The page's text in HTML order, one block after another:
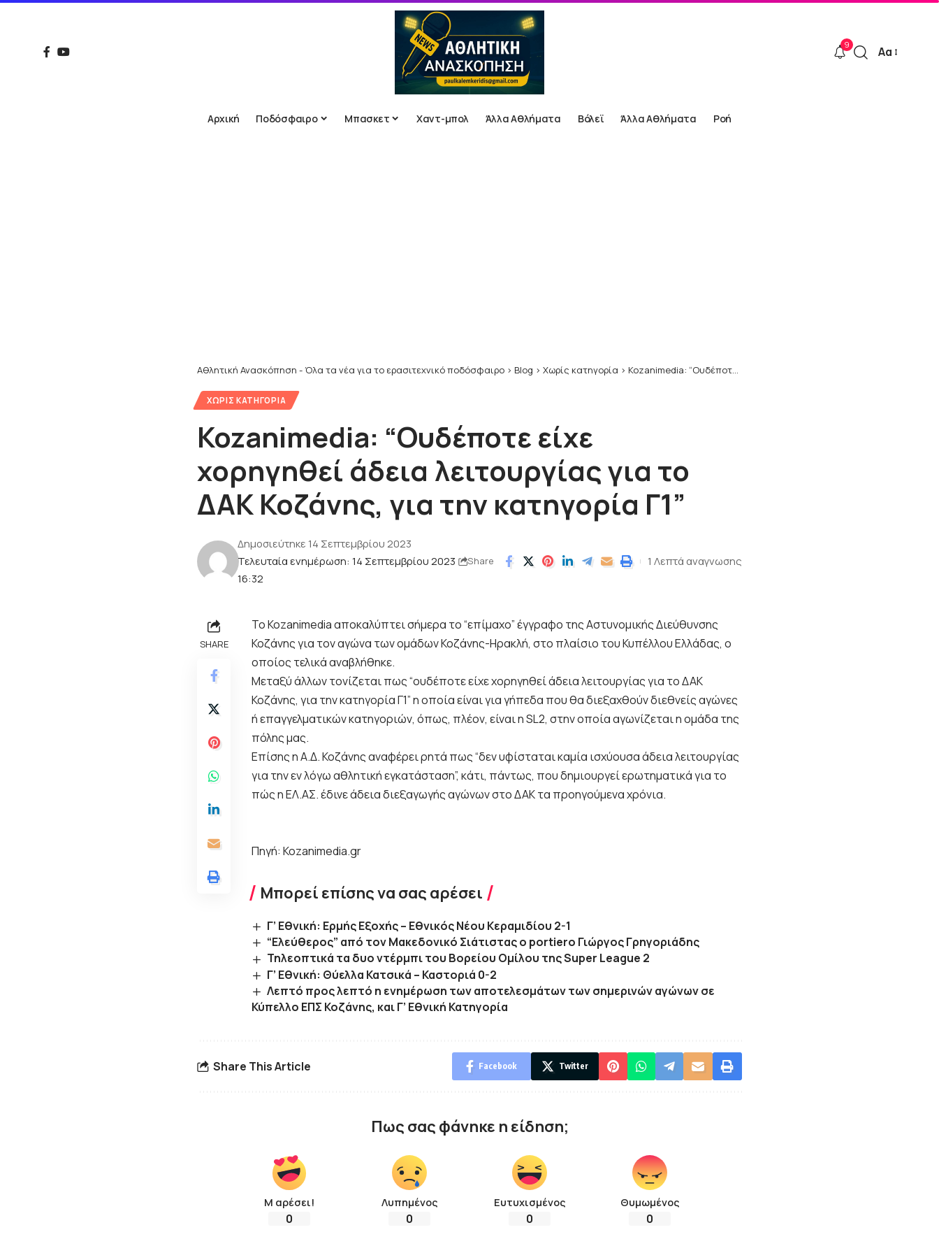
9
Font
Αα
Αρχική Ποδόσφαιρο Μπασκετ Χαντ-μπολ Άλλα Αθλήματα Βόλεϊ Άλλα Αθλήματα Ροή
Αθλητική Ανασκόπηση - Όλα τα νέα για το ερασιτεχνικό ποδόσφαιρο > Blog > Χωρίς κατηγορία > Kozanimedia: “Ουδέποτε είχε χορηγηθεί άδεια λειτουργίας για το ΔΑΚ Κοζάνης, για την κατηγορία Γ1”
ΧΩΡΊΣ ΚΑΤΗΓΟΡΊΑ
Kozanimedia: “Ουδέποτε είχε
χορηγηθεί άδεια λειτουργίας για το
ΔΑΚ Κοζάνης, για την κατηγορία Γ1”
Τελευταία ενημέρωση: 14 Σεπτεμβρίου 2023
16:32
Δημοσιεύτηκε 14 Σεπτεμβρίου 2023
Share 1 Λεπτά αναγνωσης
SHARE
Το Kozanimedia αποκαλύπτει σήμερα το “επίμαχο” έγγραφο της Αστυνομικής Διεύθυνσης
Κοζάνης για τον αγώνα των ομάδων Κοζάνης-Ηρακλή, στο πλαίσιο του Κυπέλλου Ελλάδας, ο
οποίος τελικά αναβλήθηκε.
Μεταξύ άλλων τονίζεται πως “ουδέποτε είχε χορηγηθεί άδεια λειτουργίας για το ΔΑΚ
Κοζάνης, για την κατηγορία Γ1” η οποία είναι για γήπεδα που θα διεξαχθούν διεθνείς αγώνες
ή επαγγελματικών κατηγοριών, όπως, πλέον, είναι η SL2, στην οποία αγωνίζεται η ομάδα της
πόλης μας.
Επίσης η Α.Δ. Κοζάνης αναφέρει ρητά πως “δεν υφίσταται καμία ισχύουσα άδεια λειτουργίας
για την εν λόγω αθλητική εγκατάσταση”, κάτι, πάντως, που δημιουργεί ερωτηματικά για το
πώς η ΕΛ.ΑΣ. έδινε άδεια διεξαγωγής αγώνων στο ΔΑΚ τα προηγούμενα χρόνια.
Πηγή: Kozanimedia.gr
Μπορεί επίσης να σας αρέσει
Γ’ Εθνική: Ερμής Εξοχής – Εθνικός Νέου Κεραμιδίου 2-1
“Ελεύθερος” από τον Μακεδονικό Σιάτιστας ο portiero Γιώργος Γρηγοριάδης
Τηλεοπτικά τα δυο ντέρμπι του Βορείου Ομίλου της Super League 2
Γ’ Εθνική: Θύελλα Κατσικά – Καστοριά 0-2
Λεπτό προς λεπτό η ενημέρωση των αποτελεσμάτων των σημερινών αγώνων σε
Κύπελλο ΕΠΣ Κοζάνης, και Γ’ Εθνική Κατηγορία
Share This Article Facebook Twitter
Πως σας φάνηκε η είδηση;
Μ αρέσει!
0
Λυπημένος
0
Ευτυχισμένος
0
Θυμωμένος
0